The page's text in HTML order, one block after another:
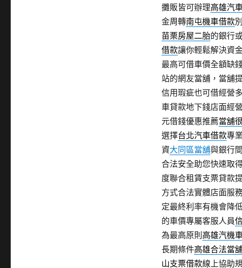
攤販皆可辦理高雄汽
金周轉南屯機車借款
苗栗房屋二胎的銀行
借款讓你輕鬆解決資
最高可借車價全額缺
站的網友當舖，當舖
信用瑕疵也可借經營
車貸款地下錢店面經營
元借錢優惠推薦當舖
選擇台北汽車借款專
資大同區當舖與銀行
合法安全助您快速取
度聯合租賃支票貸款
方式合法實體店面服
定最終利率有機會降
的車價專屬客服人員
為最高原則 高雄汽機
長期條件高雄合法當
山支票借款線上協助